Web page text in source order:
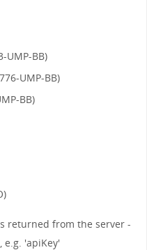
UMP-BB)
UMP-BB)
BB)
returned from the server -
e.g. 'apiKey'